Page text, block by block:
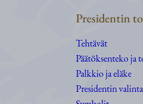
Presidentin
Tehtävät
Päätöksenteko ja
Palkkio ja eläke
Presidentin valinta